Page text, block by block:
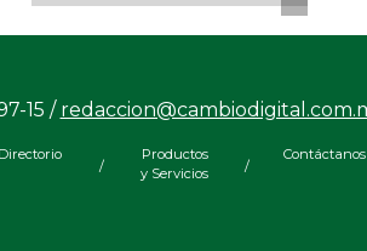
Productos